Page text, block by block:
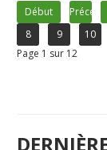
Début
8
9 10
Page 1 sur 12